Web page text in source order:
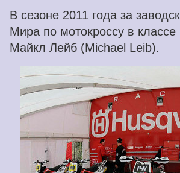
В сезоне 2011 года за
Мира по мотокроссу в
Майкл Лейб (Michael Leib).